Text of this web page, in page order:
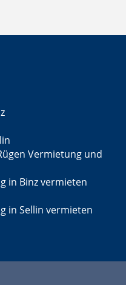
Vermietung und
in Binz vermieten
in Sellin vermieten